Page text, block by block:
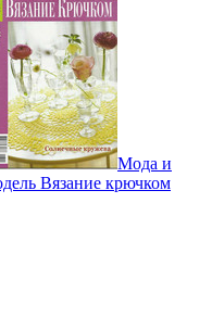
Мода и
Вязание крючком